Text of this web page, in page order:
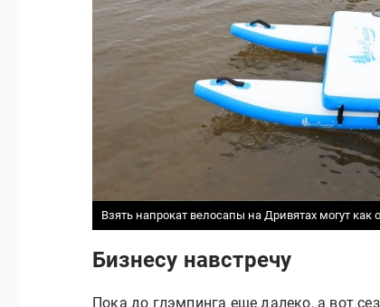
Взять напрокат велосапы на Дривятах могут
Бизнесу навстречу
Пока до глэмпинга еще далеко, а вот